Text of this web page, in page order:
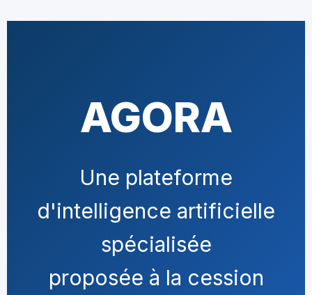
AGORA
Une plateforme
d'intelligence artificielle
spécialisée
proposée à la cession